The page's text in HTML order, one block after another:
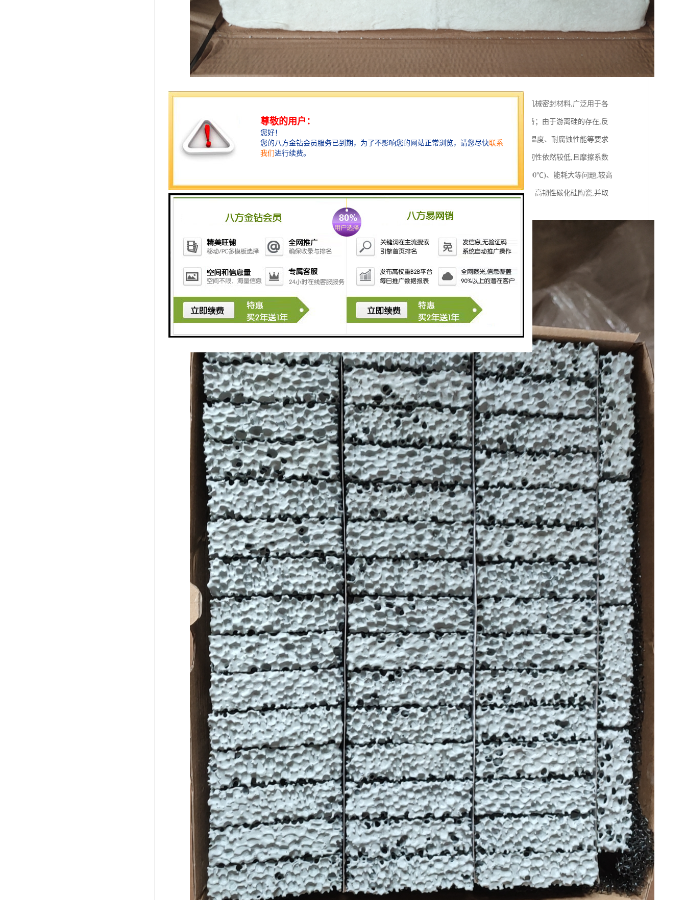
碳化硅陶瓷具有比重小、硬度高、比强度高、耐磨、耐腐蚀、耐高温、抗热震性能良好等特点,被誉为第四代机械密封材料,广泛用于各
类特殊工况条件下工业设备和装置的机械密封。目前,工业化生产的碳化硅陶瓷密封环主要采用反应烧结法制备；由于游离硅的存在,反
应烧结碳化硅密封环的耐高温性、耐腐蚀性较差,力学性能偏低,对应用环境和工况条件有诸多限制。而对使用温度、耐腐蚀性能等要求
较高的密封环则采用无压固相烧结法制备；该烧结方法制得的密封环硬度高、弹性模量大,但抗弯强度和断裂韧性依然较低,且摩擦系数
较大,自身组对时磨损量大,在使用过程中的可靠性差,工作寿命较短；此外,该烧结方法还存在烧结温度高(达2300℃)、能耗大等问题,较高
的生产成本限制了碳化硅密封环的推广应用。由此,国内外众多学者致力于研究低温液相烧结技术制备高强度、高韧性碳化硅陶瓷,并取